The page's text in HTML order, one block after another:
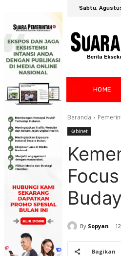
Sabtu,
HOME
Beranda
Kabinet
By Sopyan
Bagikan